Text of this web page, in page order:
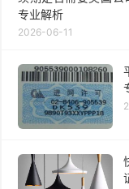
专业解析
2026-06-11